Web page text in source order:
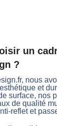
un
?
nous
et
surface, nos
de qualité
reflet et